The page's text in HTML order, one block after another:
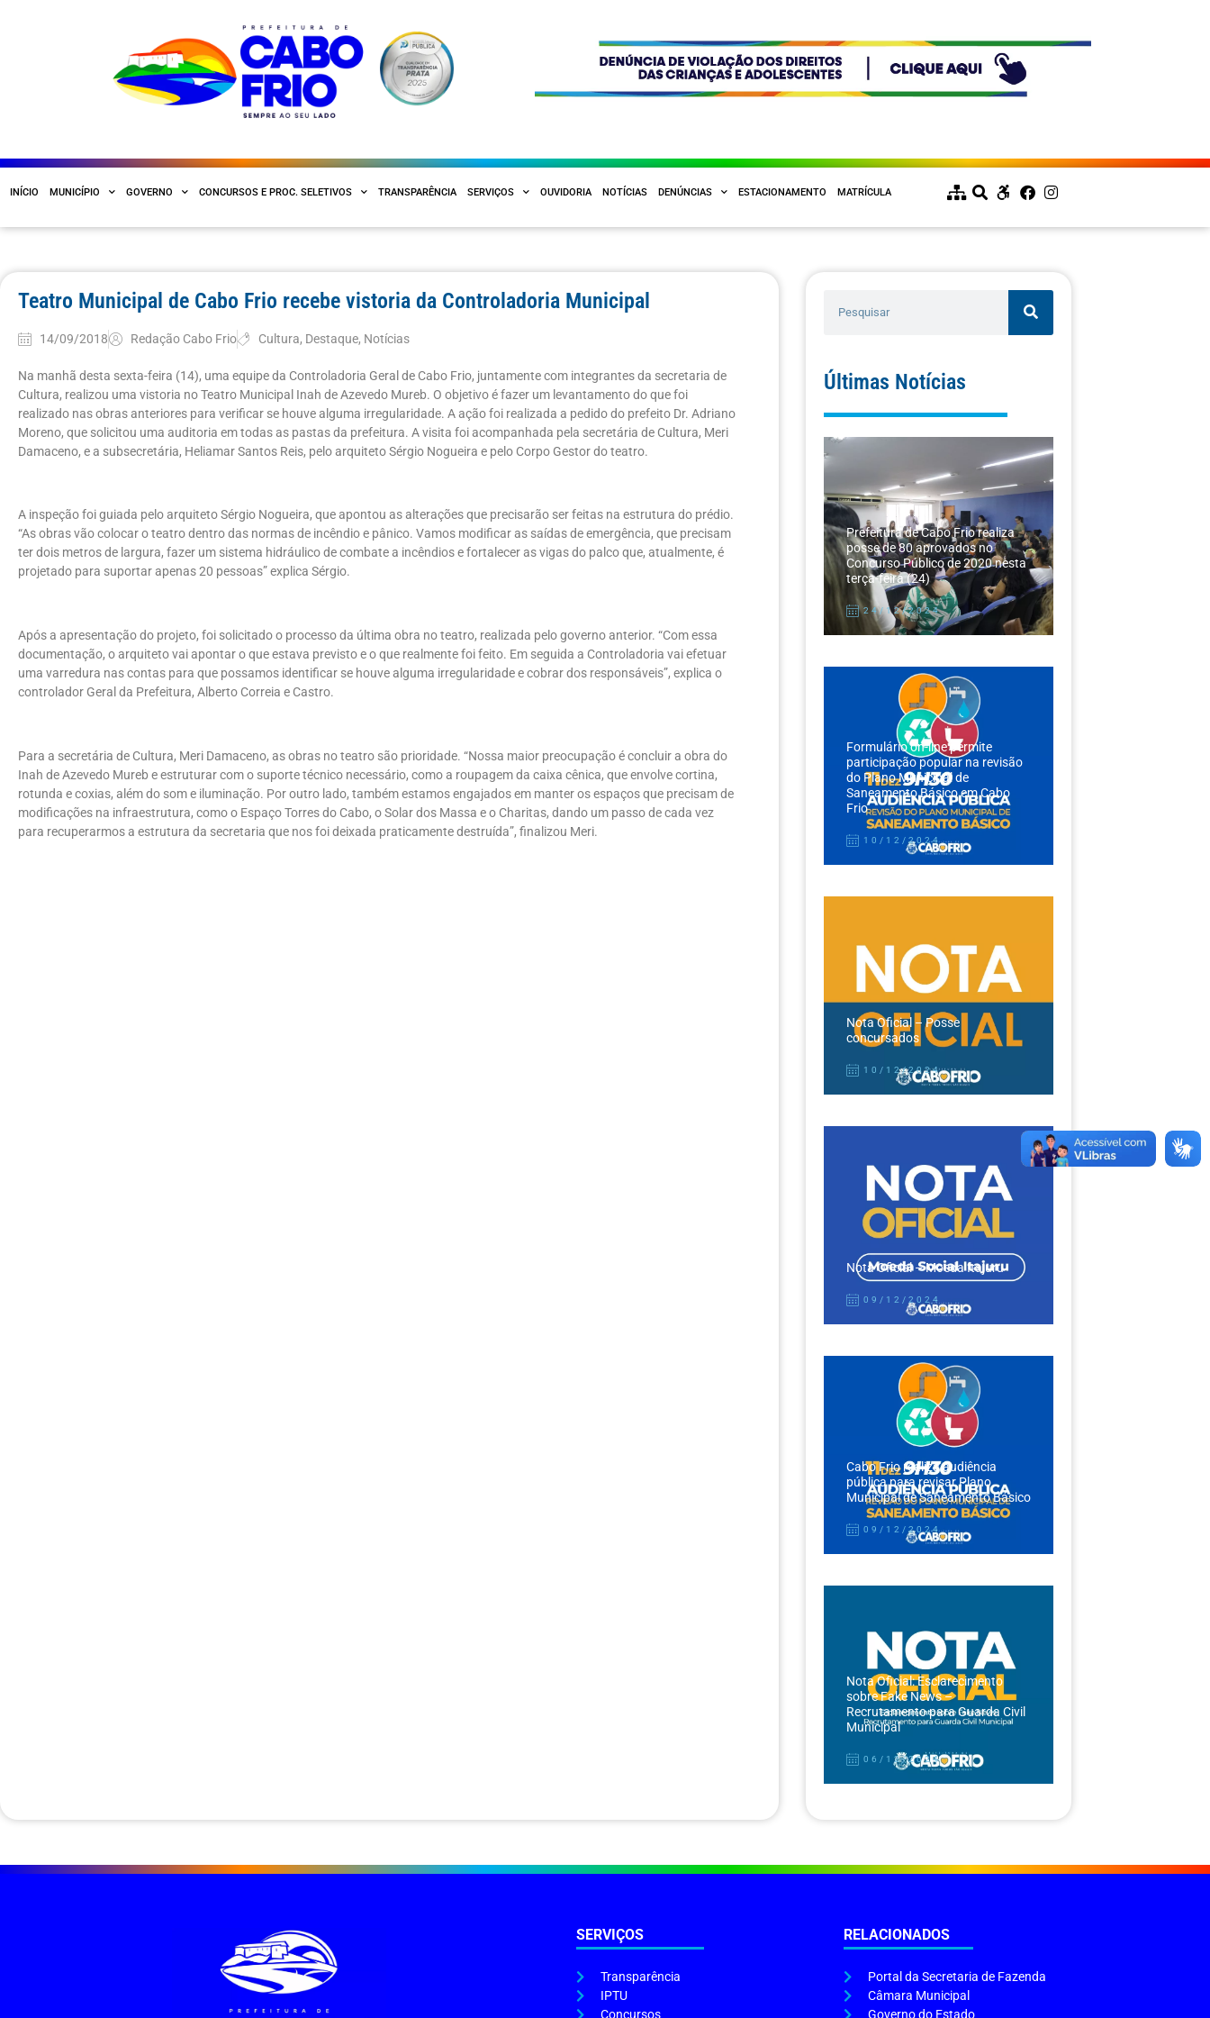
INÍCIO MUNICÍPIO GOVERNO CONCURSOS E PROC. SELETIVOS TRANSPARÊNCIA SERVIÇOS OUVIDORIA NOTÍCIAS DENÚNCIAS ESTACIONAMENTO MATRÍCULA
Teatro Municipal de Cabo Frio recebe vistoria da Controladoria Municipal
14/09/2018 Redação Cabo Frio Cultura, Destaque, Notícias
Na manhã desta sexta-feira (14), uma equipe da Controladoria Geral de Cabo Frio, juntamente com integrantes da secretaria de
Cultura, realizou uma vistoria no Teatro Municipal Inah de Azevedo Mureb. O objetivo é fazer um levantamento do que foi
realizado nas obras anteriores para verificar se houve alguma irregularidade. A ação foi realizada a pedido do prefeito Dr. Adriano
Moreno, que solicitou uma auditoria em todas as pastas da prefeitura. A visita foi acompanhada pela secretária de Cultura, Meri
Damaceno, e a subsecretária, Heliamar Santos Reis, pelo arquiteto Sérgio Nogueira e pelo Corpo Gestor do teatro.
A inspeção foi guiada pelo arquiteto Sérgio Nogueira, que apontou as alterações que precisarão ser feitas na estrutura do prédio.
“As obras vão colocar o teatro dentro das normas de incêndio e pânico. Vamos modificar as saídas de emergência, que precisam
ter dois metros de largura, fazer um sistema hidráulico de combate a incêndios e fortalecer as vigas do palco que, atualmente, é
projetado para suportar apenas 20 pessoas” explica Sérgio.
Após a apresentação do projeto, foi solicitado o processo da última obra no teatro, realizada pelo governo anterior. “Com essa
documentação, o arquiteto vai apontar o que estava previsto e o que realmente foi feito. Em seguida a Controladoria vai efetuar
uma varredura nas contas para que possamos identificar se houve alguma irregularidade e cobrar dos responsáveis”, explica o
controlador Geral da Prefeitura, Alberto Correia e Castro.
Para a secretária de Cultura, Meri Damaceno, as obras no teatro são prioridade. “Nossa maior preocupação é concluir a obra do
Inah de Azevedo Mureb e estruturar com o suporte técnico necessário, como a roupagem da caixa cênica, que envolve cortina,
rotunda e coxias, além do som e iluminação. Por outro lado, também estamos engajados em manter os espaços que precisam de
modificações na infraestrutura, como o Espaço Torres do Cabo, o Solar dos Massa e o Charitas, dando um passo de cada vez
para recuperarmos a estrutura da secretaria que nos foi deixada praticamente destruída”, finalizou Meri.
Últimas Notícias
Prefeitura de Cabo Frio realiza
posse de 80 aprovados no
Concurso Público de 2020 nesta
terça-feira (24)
24/12/2024
Formulário on-line permite
participação popular na revisão
do Plano Municipal de
Saneamento Básico em Cabo
Frio
10/12/2024
Nota Oficial – Posse
concursados
10/12/2024
Nota Oficial – Moeda Itajuru
09/12/2024
Cabo Frio realiza audiência
pública para revisar Plano
Municipal de Saneamento Básico
09/12/2024
Nota Oficial: Esclarecimento
sobre Fake News –
Recrutamento para Guarda Civil
Municipal
06/12/2024
SERVIÇOS
Transparência
IPTU
Concursos
RELACIONADOS
Portal da Secretaria de Fazenda
Câmara Municipal
Governo do Estado